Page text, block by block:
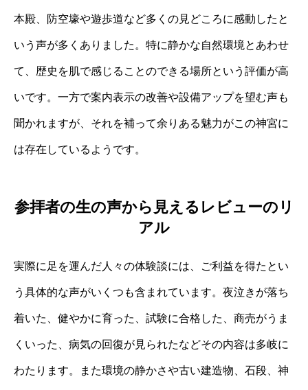
本殿、防空壕や遊歩道など多くの見どころに感動したと
いう声が多くありました。特に静かな自然環境とあわせ
て、歴史を肌で感じることのできる場所という評価が高
いです。一方で案内表示の改善や設備アップを望む声も
聞かれますが、それを補って余りある魅力がこの神宮に
は存在しているようです。
参拝者の生の声から見えるレビューのリ
アル
実際に足を運んだ人々の体験談には、ご利益を得たとい
う具体的な声がいくつも含まれています。夜泣きが落ち
着いた、健やかに育った、試験に合格した、商売がうま
くいった、病気の回復が見られたなどその内容は多岐に
わたります。また環境の静かさや古い建造物、石段、神